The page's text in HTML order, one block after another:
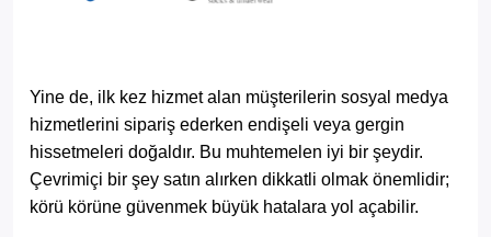
Yine de, ilk kez hizmet alan müşterilerin sosyal medya
hizmetlerini sipariş ederken endişeli veya gergin
hissetmeleri doğaldır. Bu muhtemelen iyi bir şeydir.
Çevrimiçi bir şey satın alırken dikkatli olmak önemlidir;
körü körüne güvenmek büyük hatalara yol açabilir.